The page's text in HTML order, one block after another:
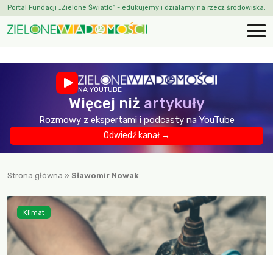
Portal Fundacji „Zielone Światło” - edukujemy i działamy na rzecz środowiska.
NA YOUTUBE
Więcej niż artykuły
Rozmowy z ekspertami i podcasty na YouTube
Odwiedź kanał →
Strona główna » Sławomir Nowak
Klimat